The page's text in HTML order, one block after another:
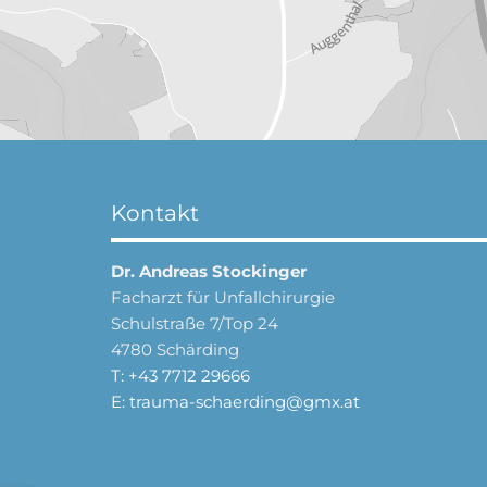
Kontakt
Dr. Andreas Stockinger
Facharzt für Unfallchirurgie
Schulstraße 7/Top 24
4780 Schärding
T: +43 7712 29666
E: trauma-schaerding@gmx.at